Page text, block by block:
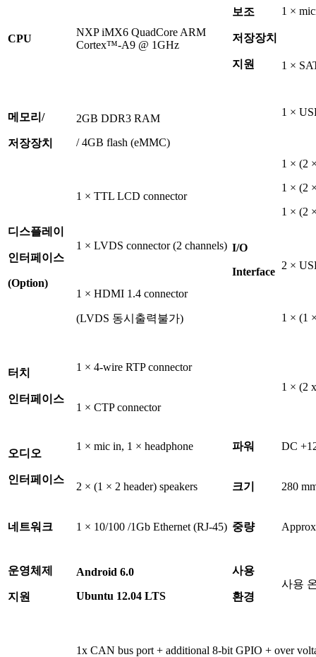
CPU
NXP iMX6 QuadCore ARM
Cortex™-A9 @ 1GHz
보조
저장장치
지원
1 ×
1 ×
메모리/
저장장치
2GB DDR3 RAM
/ 4GB flash (eMMC)
I/O
Interface
1 ×
1 × (2
1 × (2
1 × (2
디스플레이
인터페이스
(Option)
1 × TTL LCD connector
1 × LVDS connector (2 channels)
2 ×
1 × HDMI 1.4 connector
(LVDS 동시출력불가) 1 × (1
터치
인터페이스
1 × 4-wire RTP connector
1 × (2
1 × CTP connector
오디오
인터페이스
1 × mic in, 1 × headphone 파워 DC
2 × (1 × 2 header) speakers 크기 280
네트워크 1 × 10/100 /1Gb Ethernet (RJ-45) 중량
운영체제
지원
Android 6.0
Ubuntu 12.04 LTS
사용
환경
사용
1x CAN bus port + additional 8-bit GPIO + over